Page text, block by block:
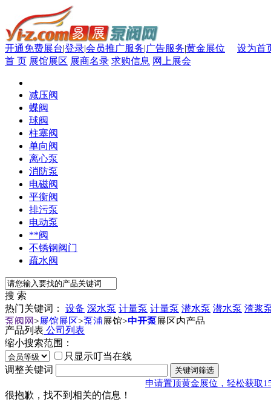
开通免费展台|登录|会员推广服务|广告服务|黄金展位
设为首
首 页 展馆展区 展商名录 求购信息 网上展会
减压阀
蝶阀
球阀
柱塞阀
单向阀
离心泵
消防泵
电磁阀
平衡阀
排污泵
电动泵
**阀
不锈钢阀门
疏水阀
搜 索
热门关键词： 设备 深水泵 计量泵 计量泵 潜水泵 潜水泵 渣浆
泵阀网>展馆展区>泵浦展馆>中开泵展区内产品
产品列表 公司列表
缩小搜索范围：
只显示叮当在线
调整关键词
申请置顶黄金展位，轻松获取
很抱歉，找不到相关的信息！